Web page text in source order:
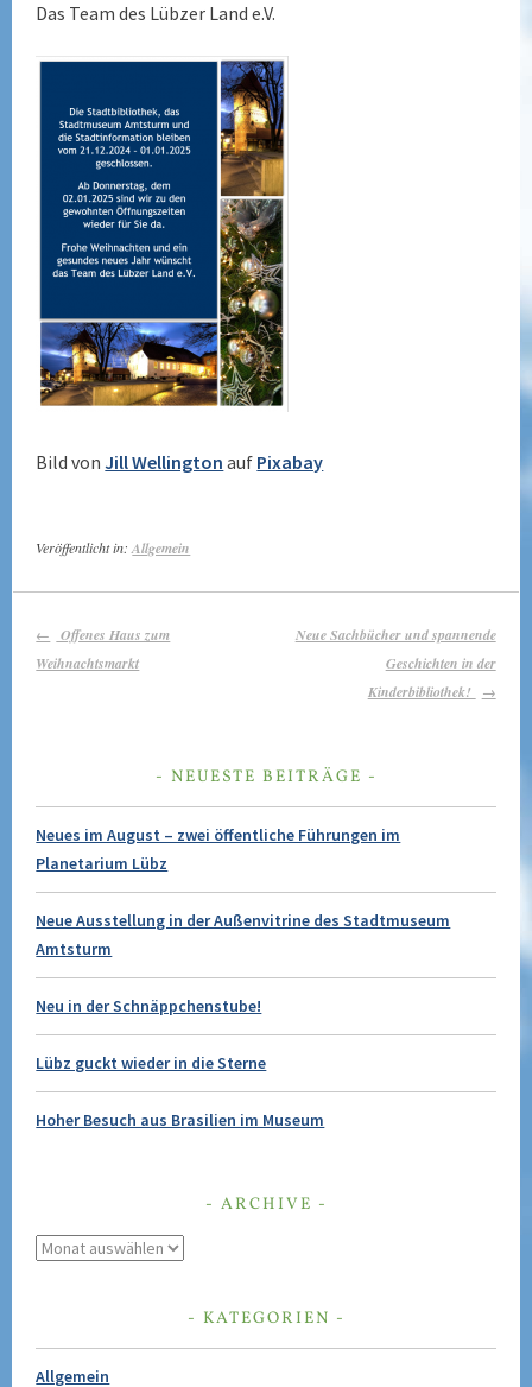
Das Team des Lübzer Land e.V.
Bild vonJill Wellington auf Pixabay
Veröffentlicht in:Allgemein
BEITRAGS-
NAVIGATION
Offenes Haus zum
Weihnachtsmarkt
Neue Sachbücher und spannende
Geschichten in der
Kinderbibliothek!
NEUESTE BEITRÄGE
Neues im August – zwei öffentliche Führungen im
Planetarium Lübz
Neue Ausstellung in der Außenvitrine des Stadtmuseum
Amtsturm
Neu in der Schnäppchenstube!
Lübz guckt wieder in die Sterne
Hoher Besuch aus Brasilien im Museum
ARCHIVE
Archive
KATEGORIEN
Allgemein